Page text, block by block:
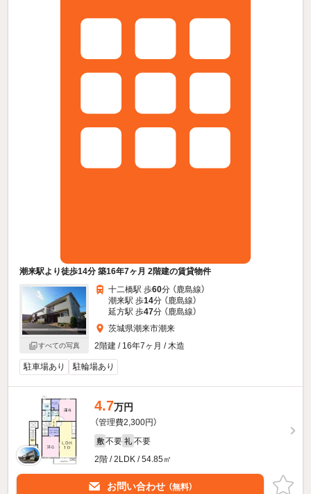
潮来駅より徒歩14分 築16年7ヶ月 2階建の賃貸物件
すべての写真
十二橋駅 歩60分 （鹿島線）
潮来駅 歩14分 （鹿島線）
延方駅 歩47分 （鹿島線）
茨城県潮来市潮来
2階建 / 16年7ヶ月 / 木造
駐車場あり 駐輪場あり
4.7万円
（管理費2,300円）
敷 不要 礼 不要
2階 / 2LDK / 54.85㎡
お問い合わせ （無料）